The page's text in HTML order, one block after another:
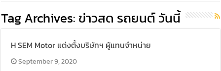
Tag Archives: ข่าวสด รถยนต์ วันนี้
H SEM Motor แต่งตั้งบริษัทฯ ผู้แทนจำหน่าย
September 9, 2020